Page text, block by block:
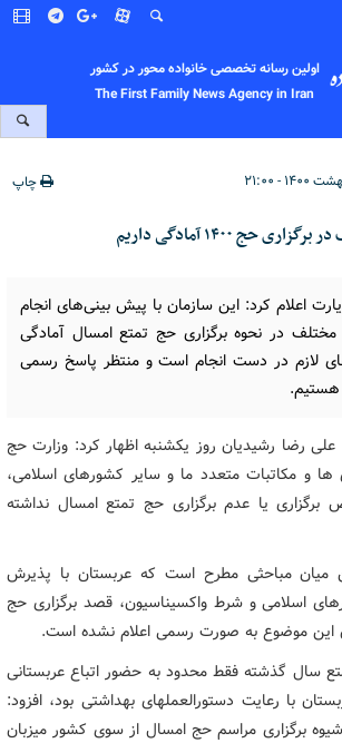
اولین رسانه تخصصی خانواده محور در کشور
The First Family News Agency in Iran
چاپ
حج ۱۴۰۰ آمادگی داریم
اعلام کرد: این سازمان با پیش بینی‌های انجام
در نحوه برگزاری حج تمتع امسال آمادگی
لازم در دست انجام است و منتظر پاسخ رسمی
هستیم.
علی رضا رشیدیان روز یکشنبه اظهار کرد: وزارت حج
ها و مکاتبات متعدد ما و سایر کشورهای اسلامی،
یا عدم برگزاری حج تمتع امسال نداشته
میان مباحثی مطرح است که عربستان با پذیرش
اسلامی و شرط واکسیناسیون، قصد برگزاری حج
این موضوع به صورت رسمی اعلام نشده است.
سال گذشته فقط محدود به حضور اتباع عربستانی
با رعایت دستورالعملهای بهداشتی بود، افزود:
شیوه برگزاری مراسم حج امسال از سوی کشور میزبان